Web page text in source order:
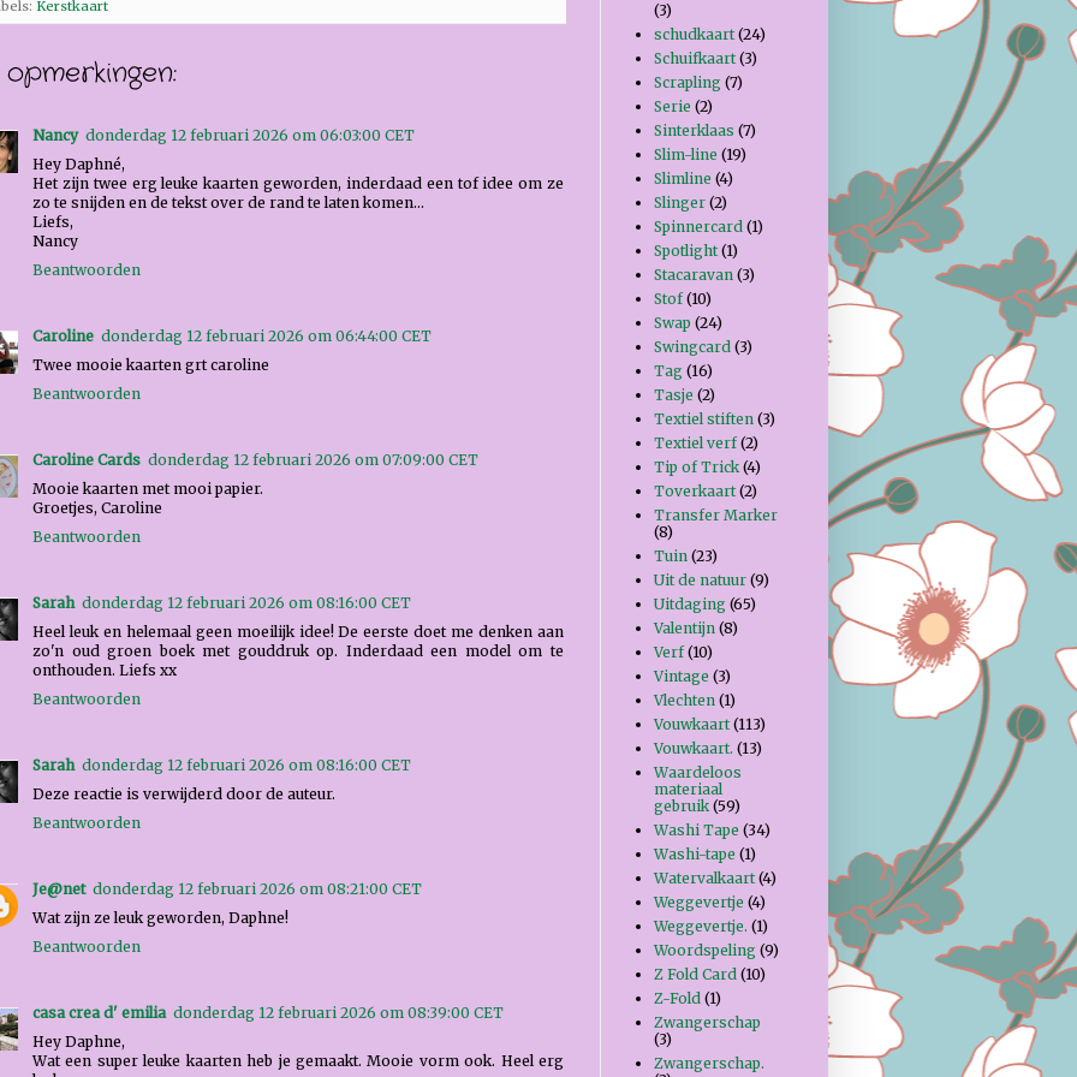
Kerstkaart
opmerkingen:
Nancy donderdag 12 februari 2026 om 06:03:00 CET
Hey Daphné,
Het zijn twee erg leuke kaarten geworden, inderdaad een tof idee om ze
zo te snijden en de tekst over de rand te laten komen...
Liefs,
Nancy
Beantwoorden
Caroline donderdag 12 februari 2026 om 06:44:00 CET
Twee mooie kaarten grt caroline
Beantwoorden
Caroline Cards donderdag 12 februari 2026 om 07:09:00 CET
Mooie kaarten met mooi papier.
Groetjes, Caroline
Beantwoorden
Sarah donderdag 12 februari 2026 om 08:16:00 CET
Heel leuk en helemaal geen moeilijk idee! De eerste doet me denken aan
zo'n oud groen boek met gouddruk op. Inderdaad een model om te
onthouden. Liefs xx
Beantwoorden
Sarah donderdag 12 februari 2026 om 08:16:00 CET
Deze reactie is verwijderd door de auteur.
Beantwoorden
Je@net donderdag 12 februari 2026 om 08:21:00 CET
Wat zijn ze leuk geworden, Daphne!
Beantwoorden
casa crea d' emilia donderdag 12 februari 2026 om 08:39:00 CET
Hey Daphne,
Wat een super leuke kaarten heb je gemaakt. Mooie vorm ook. Heel erg
(3)
schudkaart (24)
Schuifkaart (3)
Scrapling (7)
Serie (2)
Sinterklaas (7)
Slim-line (19)
Slimline (4)
Slinger (2)
Spinnercard (1)
Spotlight (1)
Stacaravan (3)
Stof (10)
Swap (24)
Swingcard (3)
Tag (16)
Tasje (2)
Textiel stiften (3)
Textiel verf (2)
Tip of Trick (4)
Toverkaart (2)
Transfer Marker
(8)
Tuin (23)
Uit de natuur (9)
Uitdaging (65)
Valentijn (8)
Verf (10)
Vintage (3)
Vlechten (1)
Vouwkaart (113)
Vouwkaart. (13)
Waardeloos
materiaal
gebruik (59)
Washi Tape (34)
Washi-tape (1)
Watervalkaart (4)
Weggevertje (4)
Weggevertje. (1)
Woordspeling (9)
Z Fold Card (10)
Z-Fold (1)
Zwangerschap
(3)
Zwangerschap.